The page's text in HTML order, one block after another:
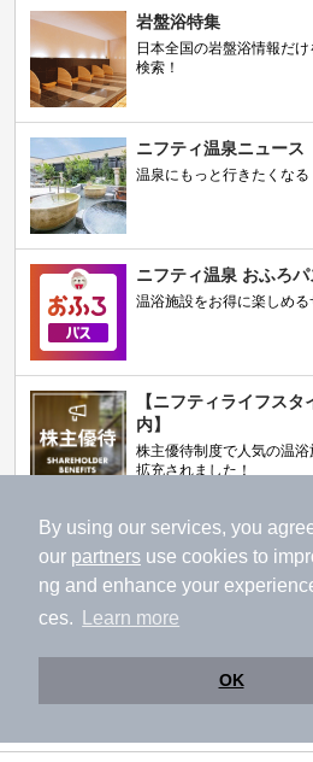
By using our services, you
our partners use cookies to
ng and enhance your
ces.
Learn more
OK
岩盤浴特集
日本全国の岩盤浴情報だ
検索！
ニフティ温泉ニュース
温泉にもっと行きたくな
ニフティ温泉 おふろパ
温浴施設をお得に楽しめ
【ニフティライフス
内】
株主優待制度で人気の温
拡充されました！
温泉TOP 東北 青森県 弘前
温浴施設を探す